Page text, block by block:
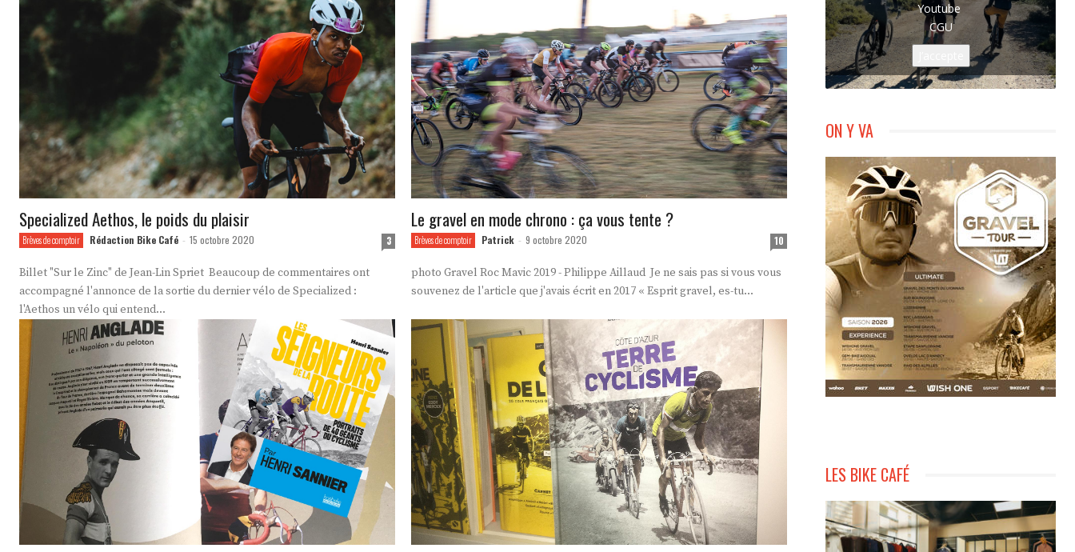
Specialized Aethos, le poids du plaisir
Brèves de comptoir Rédaction Bike Café - 15 octobre 2020 3
Billet "Sur le Zinc" de Jean-Lin Spriet Beaucoup de commentaires ont
accompagné l'annonce de la sortie du dernier vélo de Specialized :
l'Aethos un vélo qui entend...
Le gravel en mode chrono : ça vous tente ?
Brèves de comptoir Patrick - 9 octobre 2020 10
photo Gravel Roc Mavic 2019 - Philippe Aillaud Je ne sais pas si vous vous
souvenez de l'article que j'avais écrit en 2017 « Esprit gravel, es-tu...
Youtube
CGU
ON Y VA
LES BIKE CAFÉ